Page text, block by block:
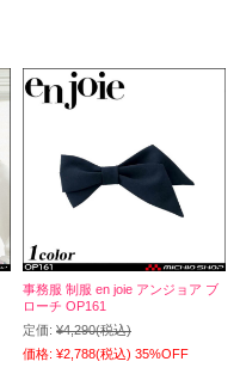
事務服 制服 en joie アンジョア ブ
ローチ OP161
定価: ¥4,290(税込)
価格: ¥2,788(税込) 35%OFF